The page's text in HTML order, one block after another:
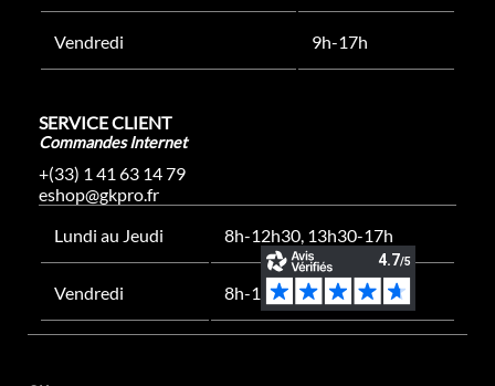
Vendredi 9h-17h
SERVICE CLIENT
Commandes Internet
+(33) 1 41 63 14 79
eshop@gkpro.fr
Lundi au Jeudi
8h-12h30, 13h30-17h
Vendredi 8h-12h30, 13h30-16h